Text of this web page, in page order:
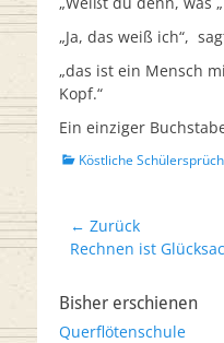
„Ja, das weiß ich“,
„das ist ein Mensch
Kopf.“
Ein einziger
Kategorien
Köstliche
Beitrags-
Navigation
← Zurück
Vorheriger
Rechnen ist
Bisher erschienen
Querflötenschule